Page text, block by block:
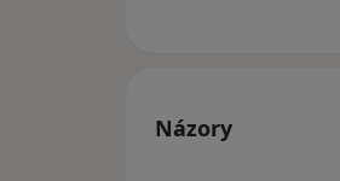
Názory